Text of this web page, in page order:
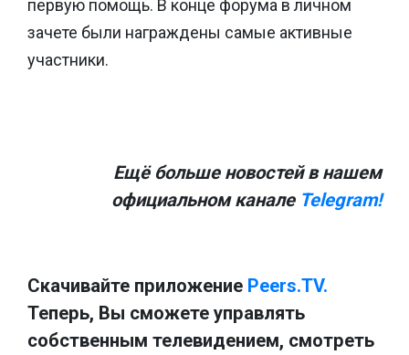
первую помощь. В конце форума в личном
зачете были награждены самые активные
участники.
Ещё больше новостей в нашем
официальном канале Telegram!
Скачивайте приложение Peers.TV.
Теперь, Вы сможете управлять
собственным телевидением, смотреть